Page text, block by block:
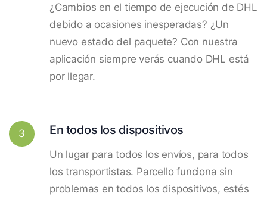
¿Cambios en el tiempo de ejecución de DHL
debido a ocasiones inesperadas? ¿Un
nuevo estado del paquete? Con nuestra
aplicación siempre verás cuando DHL está
por llegar.
3 En todos los dispositivos
Un lugar para todos los envíos, para todos
los transportistas. Parcello funciona sin
problemas en todos los dispositivos, estés